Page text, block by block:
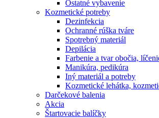
Ostatné vybavenie
Kozmetické potreby
Dezinfekcia
Ochranné rúška tváre
Spotrebný materiál
Depilácia
Farbenie a tvar obočia,
Manikúra, pedikúra
Iný materiál a potreby
Kozmetické lehátka,
Darčekové balenia
Akcia
Štartovacie balíčky